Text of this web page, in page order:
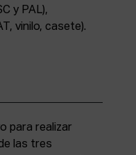
y PAL),
vinilo, casete).
para realizar
las tres